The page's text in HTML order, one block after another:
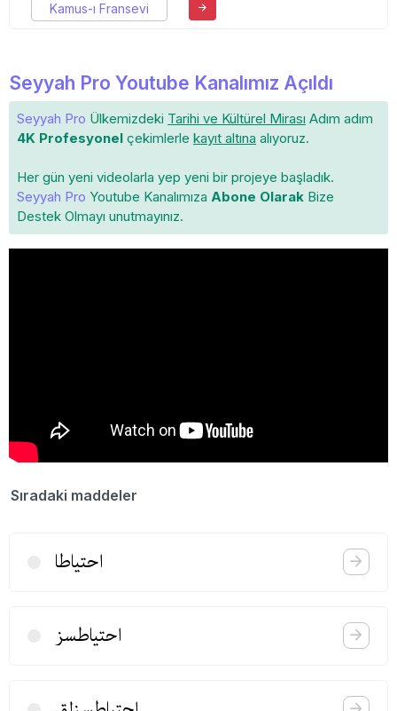
Kamus-ı Fransevi
Seyyah Pro Youtube Kanalımız Açıldı
Seyyah Pro Ülkemizdeki Tarihi ve Kültürel Mirası Adım adım
4K Profesyonel çekimlerle kayıt altına alıyoruz.
Her gün yeni videolarla yep yeni bir projeye başladık.
Seyyah Pro Youtube Kanalımıza Abone Olarak Bize
Destek Olmayı unutmayınız.
Sıradaki maddeler
احتیاطا
احتیاطسز